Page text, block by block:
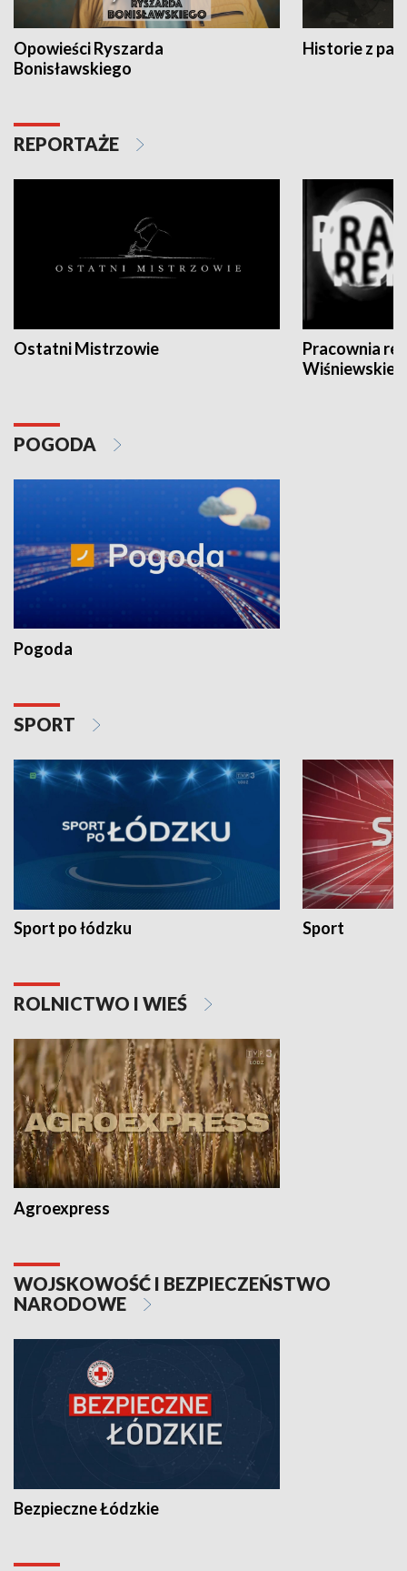
Opowieści Ryszarda
Bonisławskiego
Historie z
REPORTAŻE
Ostatni Mistrzowie
Pracownia
POGODA
Pogoda
SPORT
Sport po łódzku Sport
ROLNICTWO I WIEŚ
Agroexpress
WOJSKOWOŚĆ I BEZPIECZEŃSTWO
NARODOWE
Bezpieczne Łódzkie